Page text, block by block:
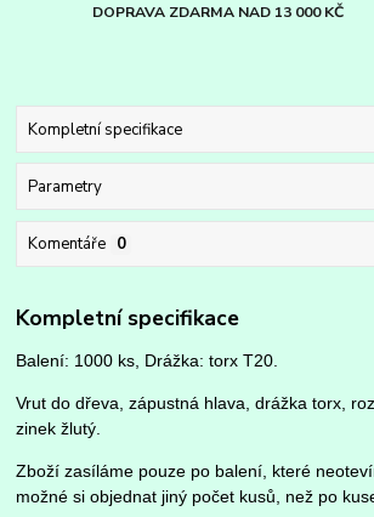
DOPRAVA ZDARMA NAD 13 000 KČ
Kompletní specifikace
Parametry
Komentáře 0
Kompletní specifikace
Balení: 1000 ks, Drážka: torx T20.
Vrut do dřeva, zápustná hlava, drážka torx,
zinek žlutý.
Zboží zasíláme pouze po balení, které
možné si objednat jiný počet kusů, než po